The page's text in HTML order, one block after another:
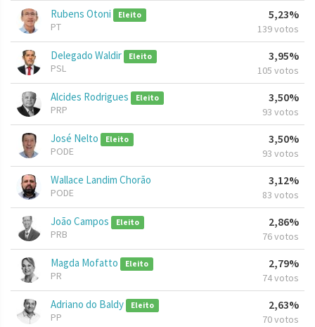
Rubens Otoni Eleito
PT
5,23%
139 votos
Delegado Waldir Eleito
PSL
3,95%
105 votos
Alcides Rodrigues Eleito
PRP
3,50%
93 votos
José Nelto Eleito
PODE
3,50%
93 votos
Wallace Landim Chorão
PODE
3,12%
83 votos
João Campos Eleito
PRB
2,86%
76 votos
Magda Mofatto Eleito
PR
2,79%
74 votos
Adriano do Baldy Eleito
PP
2,63%
70 votos